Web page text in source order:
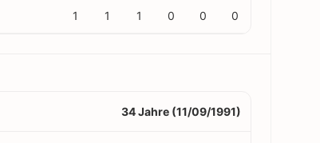
1 1 1 0 0 0
34 Jahre (11/09/1991)